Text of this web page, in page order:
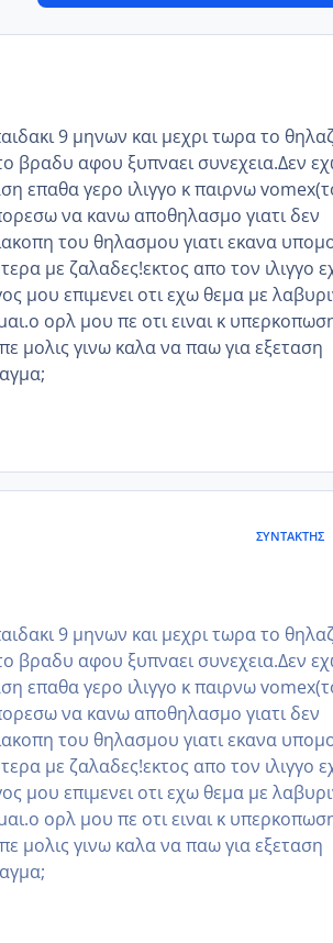
9 μηνων και μεχρι τωρα το
βραδυ αφου ξυπναει συνεχεια.Δεν
επαθα γερο ιλιγγο κ παιρνω
να κανω αποθηλασμο γιατι δεν
του θηλασμου γιατι εκανα
με ζαλαδες!εκτος απο τον ιλιγγο
μου επιμενει οτι εχω θεμα με
ορλ μου πε οτι ειναι κ
μολις γινω καλα να παω για εξεταση
ΣΥΝΤΆΚΤΗΣ
9 μηνων και μεχρι τωρα το
βραδυ αφου ξυπναει συνεχεια.Δεν
επαθα γερο ιλιγγο κ παιρνω
να κανω αποθηλασμο γιατι δεν
του θηλασμου γιατι εκανα
με ζαλαδες!εκτος απο τον ιλιγγο
μου επιμενει οτι εχω θεμα με
ορλ μου πε οτι ειναι κ
μολις γινω καλα να παω για εξεταση